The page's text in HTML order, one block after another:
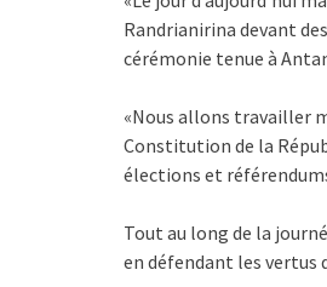
Randrianirina devant
cérémonie tenue à
«Nous allons travailler
Constitution de la
élections et
Tout au long de la
en défendant les vertus